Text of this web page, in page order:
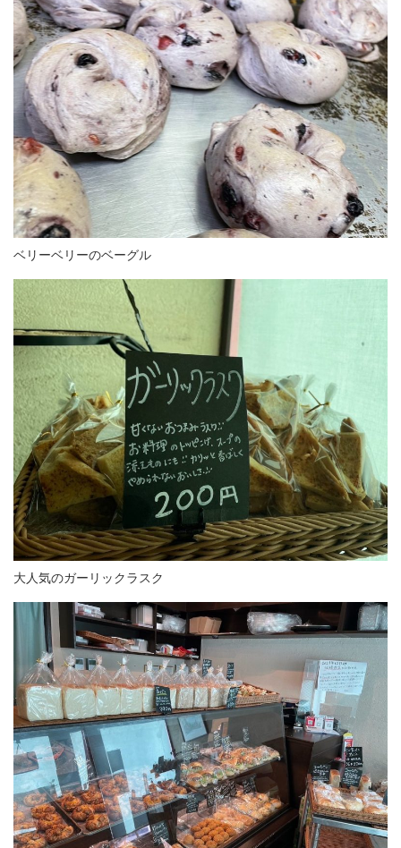
ベリーベリーのベーグル
大人気のガーリックラスク